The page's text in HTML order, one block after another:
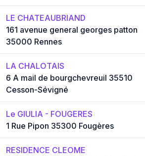
LE CHATEAUBRIAND
161 avenue general georges patton
35000 Rennes
LA CHALOTAIS
6 A mail de bourgchevreuil 35510
Cesson-Sévigné
Le GIULIA - FOUGERES
1 Rue Pipon 35300 Fougères
RESIDENCE CLEOME